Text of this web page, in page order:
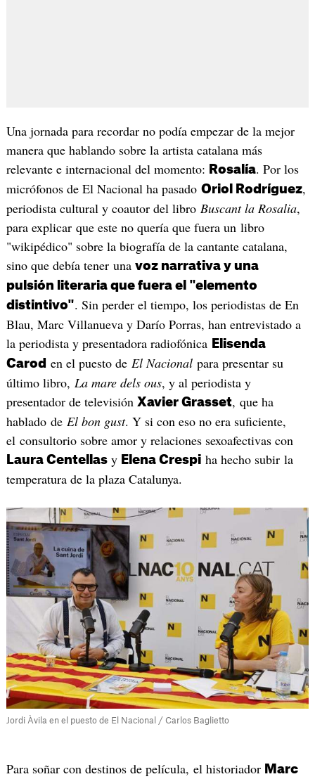
Una jornada para recordar no podía empezar de la mejor
manera que hablando sobre la artista catalana más
relevante e internacional del momento: Rosalía. Por los
micrófonos de El Nacional ha pasado Oriol Rodríguez,
periodista cultural y coautor del libro Buscant la Rosalia,
para explicar que este no quería que fuera un libro
"wikipédico" sobre la biografía de la cantante catalana,
sino que debía tener una voz narrativa y una
pulsión literaria que fuera el "elemento
distintivo". Sin perder el tiempo, los periodistas de En
Blau, Marc Villanueva y Darío Porras, han entrevistado a
la periodista y presentadora radiofónica Elisenda
Carod en el puesto de El Nacional para presentar su
último libro, La mare dels ous, y al periodista y
presentador de televisión Xavier Grasset, que ha
hablado de El bon gust. Y si con eso no era suficiente,
el consultorio sobre amor y relaciones sexoafectivas con
Laura Centellasy Elena Crespiha hecho subir la
temperatura de la plaza Catalunya.
Jordi Àvila en el puesto de El Nacional / Carlos Baglietto
Para soñar con destinos de película, el historiador Marc